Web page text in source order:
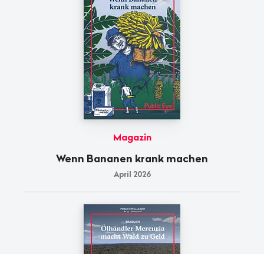
Magazin
Wenn Bananen krank machen
April 2026